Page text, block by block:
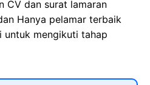
CV dan surat lamaran
Hanya pelamar terbaik
untuk mengikuti tahap